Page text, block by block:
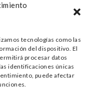
tecnologías como las
del dispositivo. El
procesar datos
identificaciones únicas
puede afectar
dental?
los